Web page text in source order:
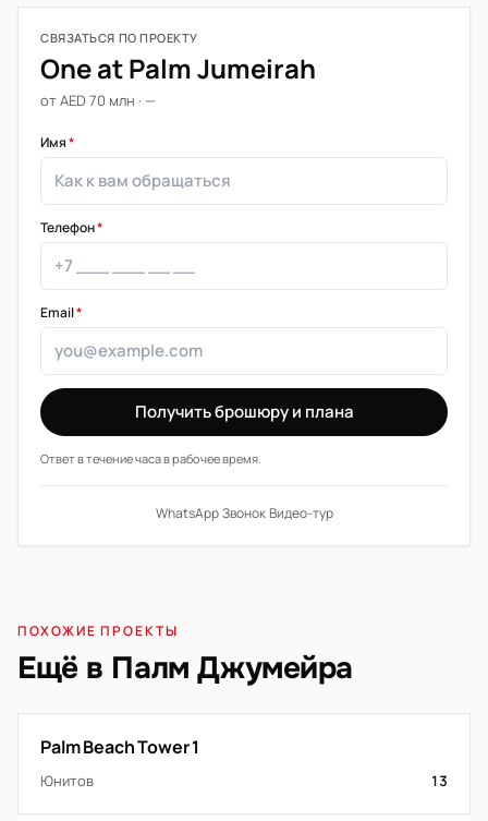
СВЯЗАТЬСЯ ПО ПРОЕКТУ
One at Palm Jumeirah
от AED 70 млн · —
Имя*
Телефон*
Email*
Получить брошюру и плана
Ответ в течение часа в рабочее время.
WhatsApp·Звонок·Видео-тур
ПОХОЖИЕ ПРОЕКТЫ
Ещё в Палм Джумейра
Palm Beach Tower 1
Юнитов 13